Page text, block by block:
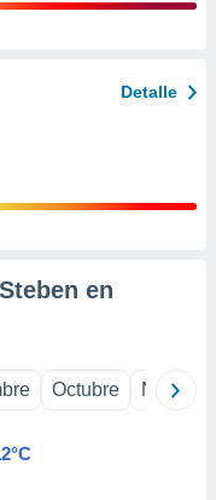
Detalle
en
Octubre